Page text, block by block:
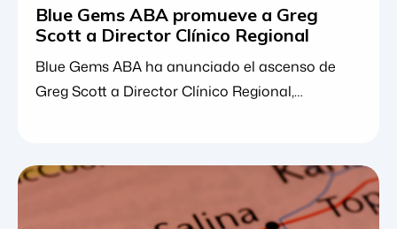
Blue Gems ABA promueve a Greg
Scott a Director Clínico Regional
Blue Gems ABA ha anunciado el ascenso de
Greg Scott a Director Clínico Regional,
ascenso refleja el crecimiento continuo de Greg
dentro de la organización y la continua
inversión de Blue Gems ABA en el liderazgo